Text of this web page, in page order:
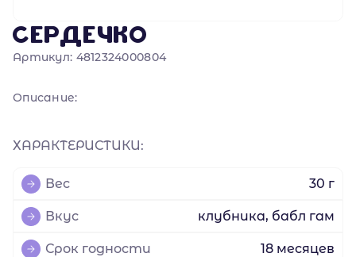
СЕРДЕЧКО
Артикул: 4812324000804
Описание:
ХАРАКТЕРИСТИКИ:
Вес 30 г
Вкус клубника, бабл гам
Срок годности 18 месяцев